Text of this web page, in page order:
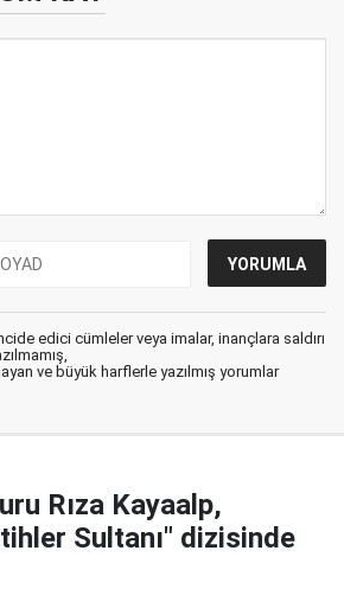
edici cümleler veya imalar, inançlara saldırı
ve büyük harflerle yazılmış yorumlar
Rıza Kayaalp,
Sultanı" dizisinde